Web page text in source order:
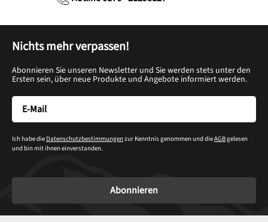
Nichts mehr verpassen!
Abonnieren Sie unseren Newsletter und Sie werden stets unter den
Ersten sein, über neue Produkte und Angebote informiert werden.
Ich habe die Datenschutzbestimmungenzur Kenntnis genommen und dieAGBgelesen
und bin mit ihnen einverstanden.
Abonnieren